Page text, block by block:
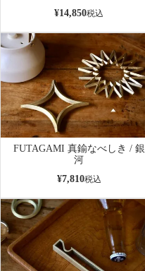
¥14,850税込
FUTAGAMI 真鍮なべしき / 銀
河
¥7,810税込